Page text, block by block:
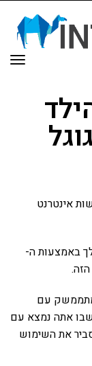
אינטרנט
באמצעות ה-
עם
אתה נמצא עם
את השימוש